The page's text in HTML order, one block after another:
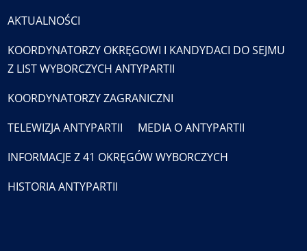
AKTUALNOŚCI
KOORDYNATORZY OKRĘGOWI I KANDYDACI DO SEJMU
Z LIST WYBORCZYCH ANTYPARTII
KOORDYNATORZY ZAGRANICZNI
TELEWIZJA ANTYPARTII
MEDIA O ANTYPARTII
INFORMACJE Z 41 OKRĘGÓW WYBORCZYCH
HISTORIA ANTYPARTII